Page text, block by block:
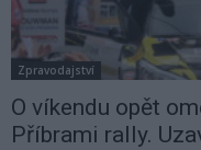
Zpravodajství
O víkendu opět
Příbrami rally.